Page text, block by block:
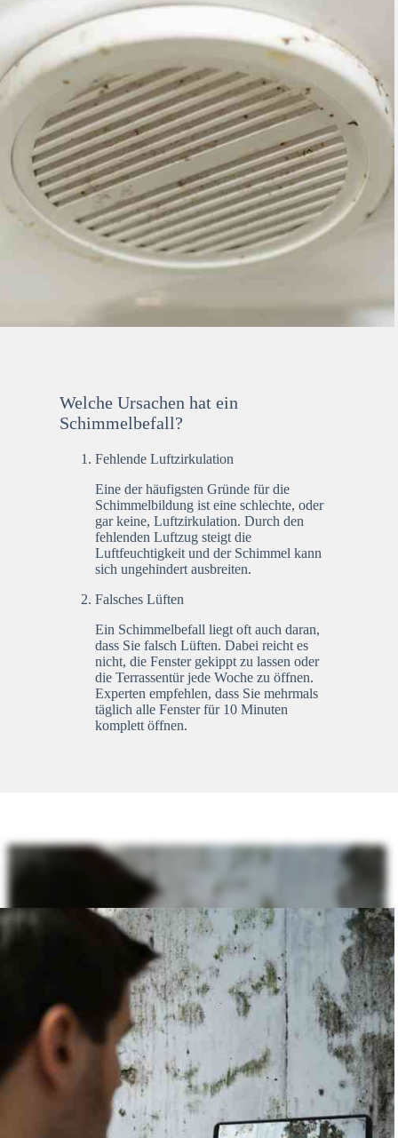
Welche Ursachen hat ein
Schimmelbefall?
Fehlende Luftzirkulation
Eine der häufigsten Gründe für die
Schimmelbildung ist eine schlechte, oder
gar keine, Luftzirkulation. Durch den
fehlenden Luftzug steigt die
Luftfeuchtigkeit und der Schimmel kann
sich ungehindert ausbreiten.
Falsches Lüften
Ein Schimmelbefall liegt oft auch daran,
dass Sie falsch Lüften. Dabei reicht es
nicht, die Fenster gekippt zu lassen oder
die Terrassentür jede Woche zu öffnen.
Experten empfehlen, dass Sie mehrmals
täglich alle Fenster für 10 Minuten
komplett öffnen.